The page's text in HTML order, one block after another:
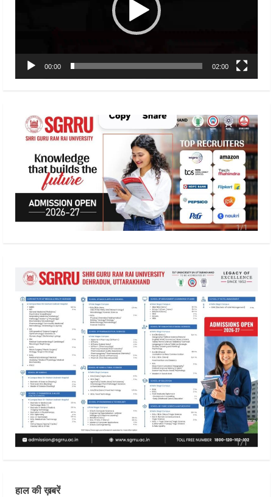
00:00 02:00
हाल की ख़बरें